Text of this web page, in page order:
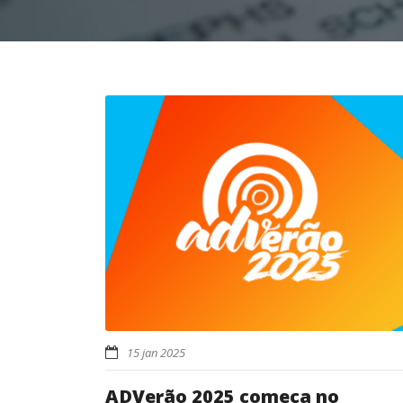
15 jan 2025
ADVerão 2025 começa no